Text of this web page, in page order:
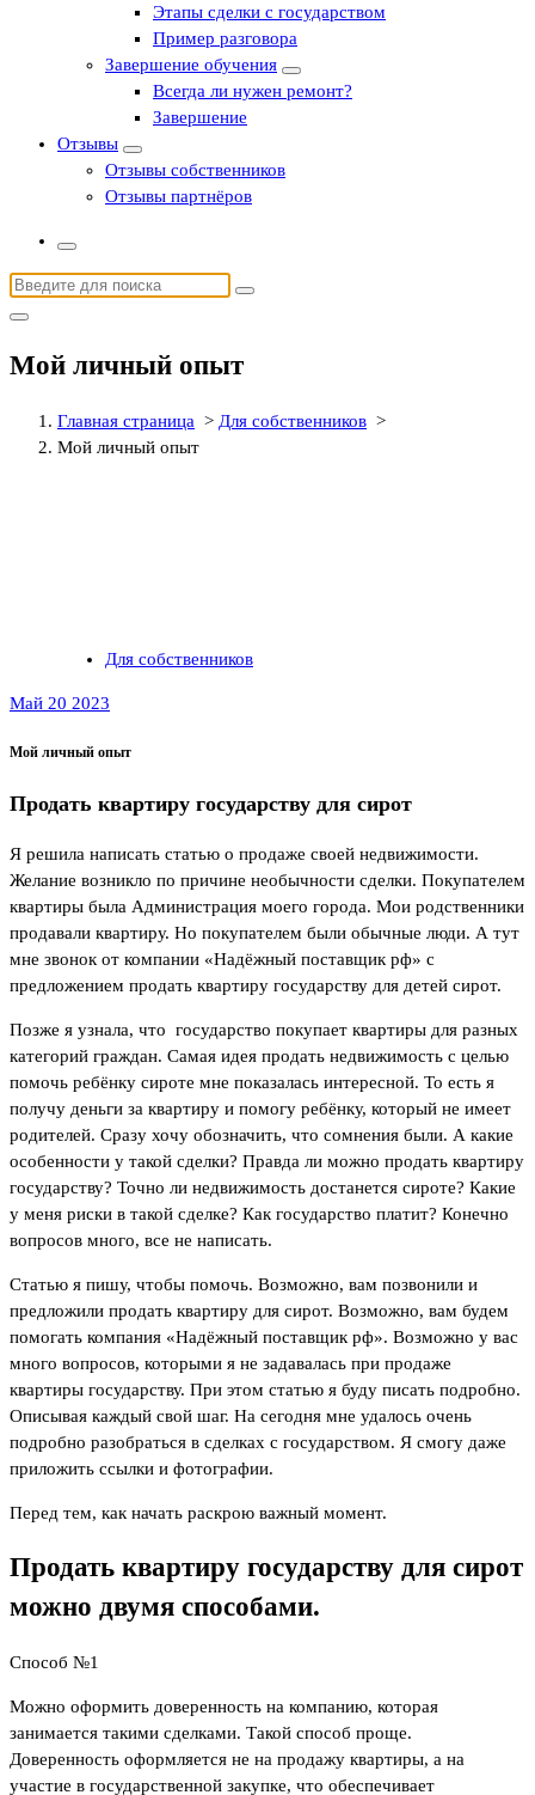
Этапы сделки с государством
Пример разговора
Завершение обучения
Всегда ли нужен ремонт?
Завершение
Отзывы
Отзывы собственников
Отзывы партнёров
Найти:
Мой личный опыт
Главная страница > Для собственников >
Мой личный опыт
Для собственников
Май 20 2023
Мой личный опыт
Продать квартиру государству для сирот
Я решила написать статью о продаже своей недвижимости.
Желание возникло по причине необычности сделки. Покупателем
квартиры была Администрация моего города. Мои родственники
продавали квартиру. Но покупателем были обычные люди. А тут
мне звонок от компании «Надёжный поставщик рф» с
предложением продать квартиру государству для детей сирот.
Позже я узнала, что государство покупает квартиры для разных
категорий граждан. Самая идея продать недвижимость с целью
помочь ребёнку сироте мне показалась интересной. То есть я
получу деньги за квартиру и помогу ребёнку, который не имеет
родителей. Сразу хочу обозначить, что сомнения были. А какие
особенности у такой сделки? Правда ли можно продать квартиру
государству? Точно ли недвижимость достанется сироте? Какие
у меня риски в такой сделке? Как государство платит? Конечно
вопросов много, все не написать.
Статью я пишу, чтобы помочь. Возможно, вам позвонили и
предложили продать квартиру для сирот. Возможно, вам будем
помогать компания «Надёжный поставщик рф». Возможно у вас
много вопросов, которыми я не задавалась при продаже
квартиры государству. При этом статью я буду писать подробно.
Описывая каждый свой шаг. На сегодня мне удалось очень
подробно разобраться в сделках с государством. Я смогу даже
приложить ссылки и фотографии.
Перед тем, как начать раскрою важный момент.
Продать квартиру государству для сирот
можно двумя способами.
Способ №1
Можно оформить доверенность на компанию, которая
занимается такими сделками. Такой способ проще.
Доверенность оформляется не на продажу квартиры, а на
участие в государственной закупке, что обеспечивает